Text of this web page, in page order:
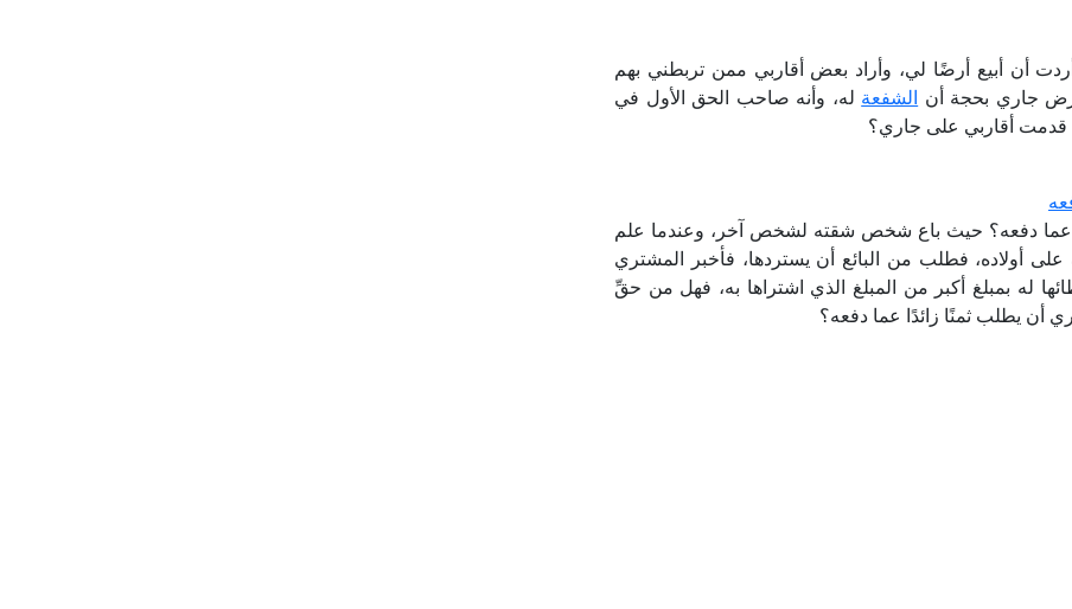
أن أبيع أرضًا لي، وأراد بعض أقاربي ممن تربطني بهم
جاري بحجة أن الشفعة له، وأنه صاحب الحق الأول في
قدمت أقاربي على جاري؟
عما دفعه؟ حيث باع شخص شقته لشخص آخر، وعندما علم
أولاده، فطلب من البائع أن يستردها، فأخبر المشتري
له بمبلغ أكبر من المبلغ الذي اشتراها به، فهل من حقِّ
أن يطلب ثمنًا زائدًا عما دفعه؟